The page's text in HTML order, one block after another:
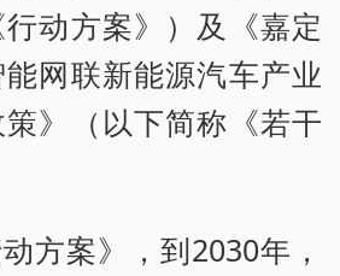
行动方案》）及《嘉定
网联新能源汽车产业
》（以下简称《若干
方案》，到2030年，